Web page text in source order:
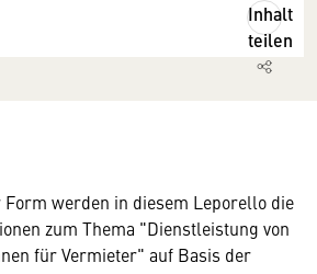
Inhalt
teilen
werden in diesem Leporello die
zum Thema "Dienstleistung von
für Vermieter" auf Basis der